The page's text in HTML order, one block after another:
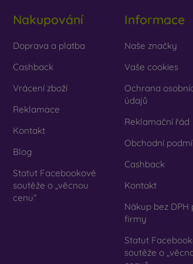
rozložit. Důraz na životní prostředí je dnes
najdete desítky zajímavých krytů na
Nakupování
Doprava a platba
Cashback
Vrácení zboží
Reklamace
Kontakt
Blog
Statut Facebookové
soutěže o „věcnou
cenu“
Informace
Naše značky
Vaše cookies
Ochrana
údajů
Reklamační řád
Obchodní
Cashback
Kontakt
Nákup bez DPH
firmy
Statut
soutěže o